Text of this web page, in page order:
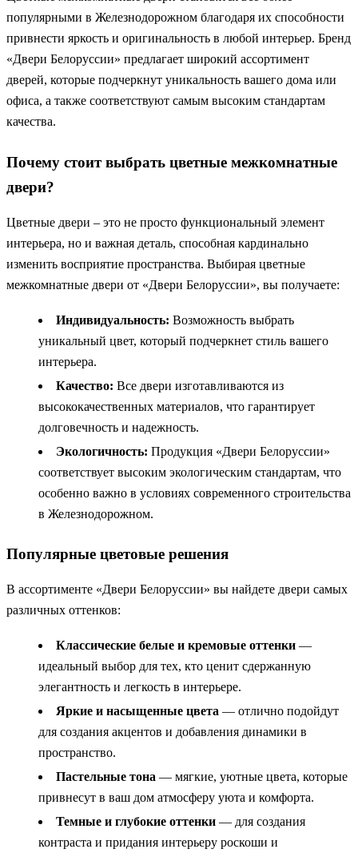
популярными в Железнодорожном благодаря их способности
привнести яркость и оригинальность в любой интерьер. Бренд
«Двери Белоруссии» предлагает широкий ассортимент
дверей, которые подчеркнут уникальность вашего дома или
офиса, а также соответствуют самым высоким стандартам
качества.
Почему стоит выбрать цветные межкомнатные
двери?
Цветные двери – это не просто функциональный элемент
интерьера, но и важная деталь, способная кардинально
изменить восприятие пространства. Выбирая цветные
межкомнатные двери от «Двери Белоруссии», вы получаете:
Индивидуальность: Возможность выбрать
уникальный цвет, который подчеркнет стиль вашего
интерьера.
Качество: Все двери изготавливаются из
высококачественных материалов, что гарантирует
долговечность и надежность.
Экологичность: Продукция «Двери Белоруссии»
соответствует высоким экологическим стандартам, что
особенно важно в условиях современного строительства
в Железнодорожном.
Популярные цветовые решения
В ассортименте «Двери Белоруссии» вы найдете двери самых
различных оттенков:
Классические белые и кремовые оттенки —
идеальный выбор для тех, кто ценит сдержанную
элегантность и легкость в интерьере.
Яркие и насыщенные цвета — отлично подойдут
для создания акцентов и добавления динамики в
пространство.
Пастельные тона — мягкие, уютные цвета, которые
привнесут в ваш дом атмосферу уюта и комфорта.
Темные и глубокие оттенки — для создания
контраста и придания интерьеру роскоши и